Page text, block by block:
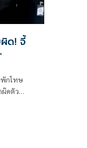
ด! จี้
พักโทษ
ดตัว